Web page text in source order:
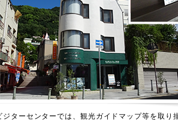
ジターセンターでは、観光ガイドマップ等を取り